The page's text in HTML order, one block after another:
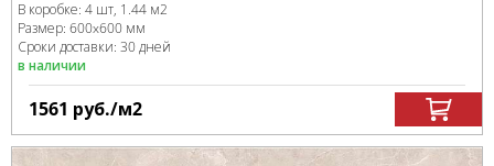
В коробке: 4 шт, 1.44 м2
Размер: 600x600 мм
Сроки доставки: 30 дней
в наличии
1561 руб./м2